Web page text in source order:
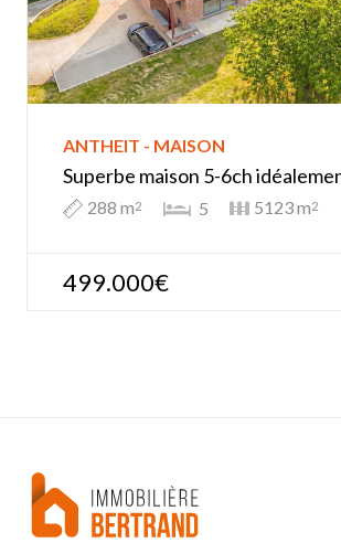
ANTHEIT - MAISON
Superbe maison 5-6ch
288 m2 5 5123 m2
499.000€